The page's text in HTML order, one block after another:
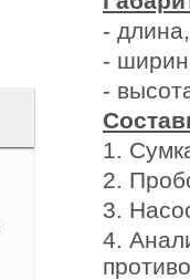
-
-
-
1.
2.
3.
4.